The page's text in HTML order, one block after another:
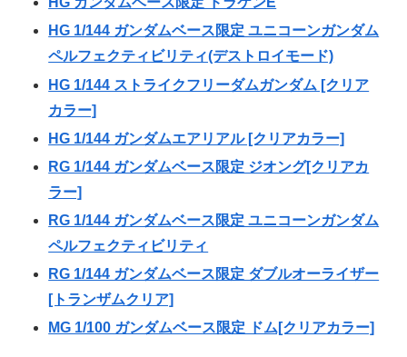
HG 1/144 ガンダムベース限定 ユニコーンガンダム
ペルフェクティビリティ(デストロイモード)
HG 1/144 ストライクフリーダムガンダム [クリア
カラー]
HG 1/144 ガンダムエアリアル [クリアカラー]
RG 1/144 ガンダムベース限定 ジオング[クリアカ
ラー]
RG 1/144 ガンダムベース限定 ユニコーンガンダム
ペルフェクティビリティ
RG 1/144 ガンダムベース限定 ダブルオーライザー
[トランザムクリア]
MG 1/100 ガンダムベース限定 ドム[クリアカラー]